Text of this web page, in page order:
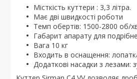
Місткість куттери : 3,3 літра.
Має дві швидкості роботи
Темп обертів: 1500-2800 об/
Габарит апарату для
Вага 10 кг
Входить в оснащення:
Додаткові насадки з лезами: